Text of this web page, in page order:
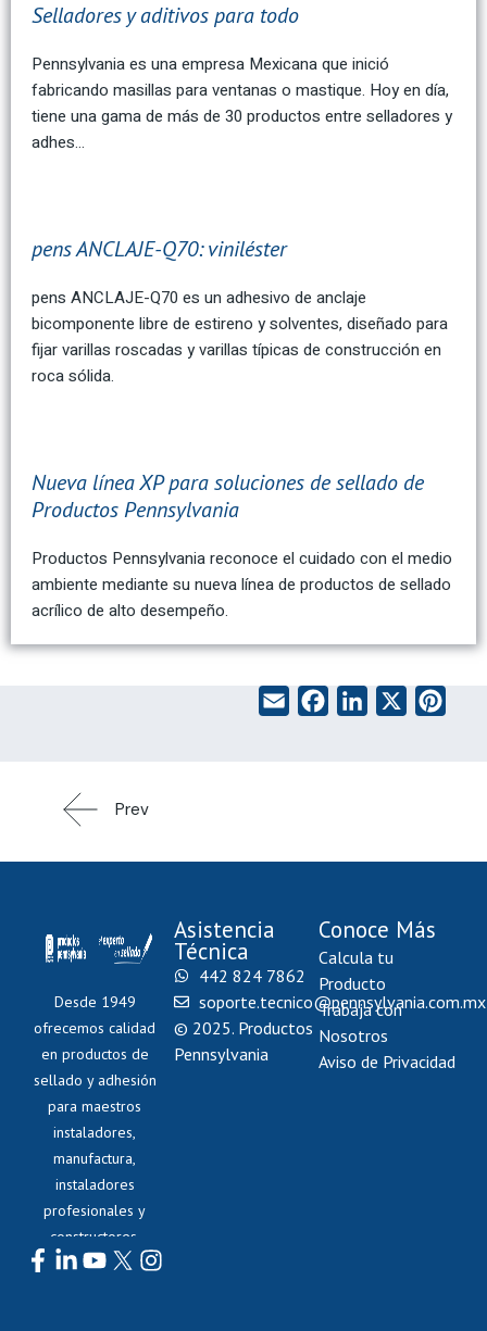
Selladores y aditivos para todo
Pennsylvania es una empresa Mexicana que inició
fabricando masillas para ventanas o mastique. Hoy en día,
tiene una gama de más de 30 productos entre selladores y
adhes…
pens ANCLAJE-Q70: viniléster
pens ANCLAJE-Q70 es un adhesivo de anclaje
bicomponente libre de estireno y solventes, diseñado para
fijar varillas roscadas y varillas típicas de construcción en
roca sólida.
Nueva línea XP para soluciones de sellado de
Productos Pennsylvania
Productos Pennsylvania reconoce el cuidado con el medio
ambiente mediante su nueva línea de productos de sellado
acrílico de alto desempeño.
EmailFacebook
X
Prev
Desde 1949
ofrecemos calidad
en productos de
sellado y adhesión
para maestros
instaladores,
manufactura,
instaladores
profesionales y
constructores.
Síguenos:
Asistencia
Técnica
442 824 7862
soporte.tecnico@pennsylvania.com.mx
© 2025. Productos
Pennsylvania
Conoce Más
Calcula tu
Producto
Trabaja con
Nosotros
Aviso de Privacidad